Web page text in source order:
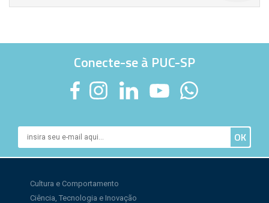
Conecte-se à PUC-SP
Cultura e Comportamento
Ciência, Tecnologia e Inovação